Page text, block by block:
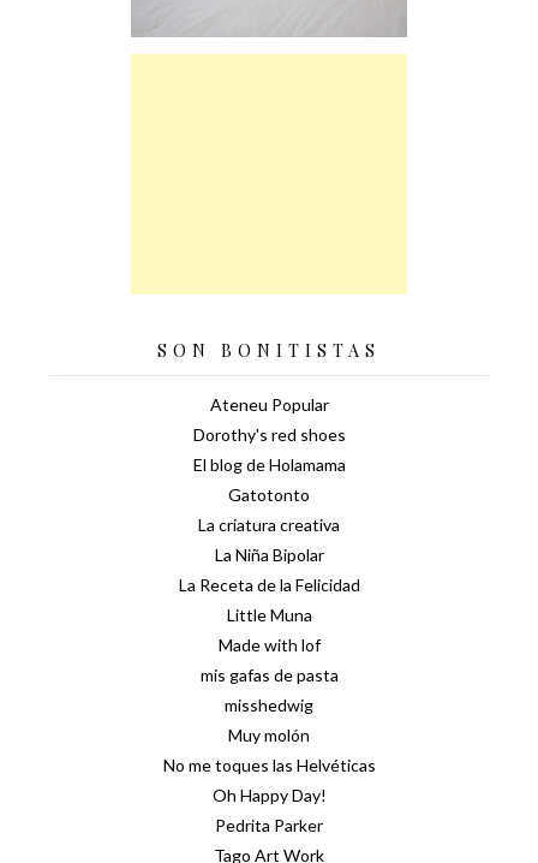
SON BONITISTAS
Ateneu Popular
Dorothy's red shoes
El blog de Holamama
Gatotonto
La criatura creativa
La Niña Bipolar
La Receta de la Felicidad
Little Muna
Made with lof
mis gafas de pasta
misshedwig
Muy molón
No me toques las Helvéticas
Oh Happy Day!
Pedrita Parker
Tago Art Work